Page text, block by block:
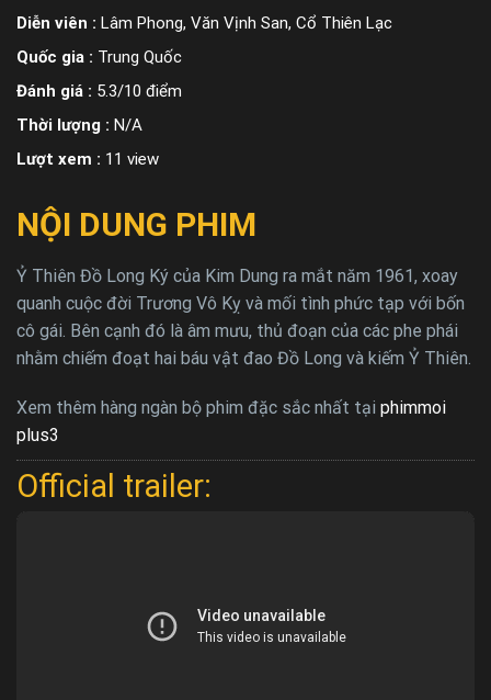
Diễn viên : Lâm Phong, Văn Vịnh San, Cổ Thiên Lạc
Quốc gia : Trung Quốc
Đánh giá : 5.3/10 điểm
Thời lượng : N/A
Lượt xem : 11 view
NỘI DUNG PHIM
Ỷ Thiên Đồ Long Ký của Kim Dung ra mắt năm 1961, xoay
quanh cuộc đời Trương Vô Kỵ và mối tình phức tạp với bốn
cô gái. Bên cạnh đó là âm mưu, thủ đoạn của các phe phái
nhằm chiếm đoạt hai báu vật đao Đồ Long và kiếm Ỷ Thiên.
Xem thêm hàng ngàn bộ phim đặc sắc nhất tại phimmoi
plus3
Official trailer: